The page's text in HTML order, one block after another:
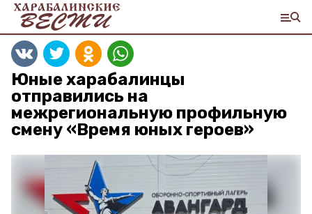
Юные харабалинцы
отправились на
межрегиональную профильную
смену «Время юных героев»